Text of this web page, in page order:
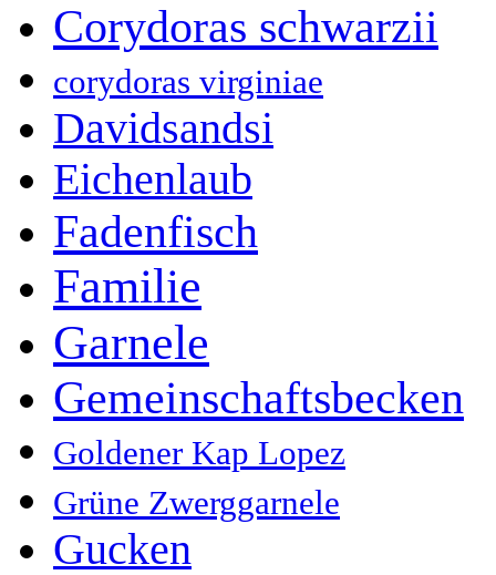
Corydoras schwarzii
corydoras virginiae
Davidsandsi
Eichenlaub
Fadenfisch
Familie
Garnele
Gemeinschaftsbecken
Goldener Kap Lopez
Grüne Zwerggarnele
Gucken